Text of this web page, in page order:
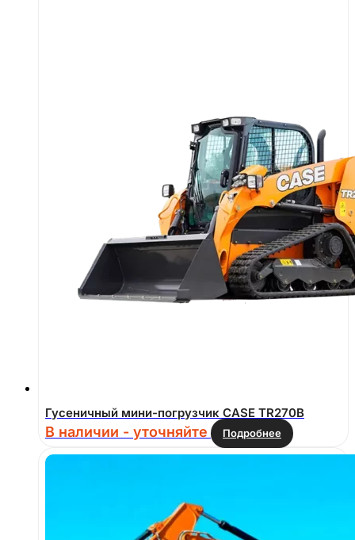
Гусеничный мини-погрузчик CASE TR270B
В наличии - уточняйте Подробнее